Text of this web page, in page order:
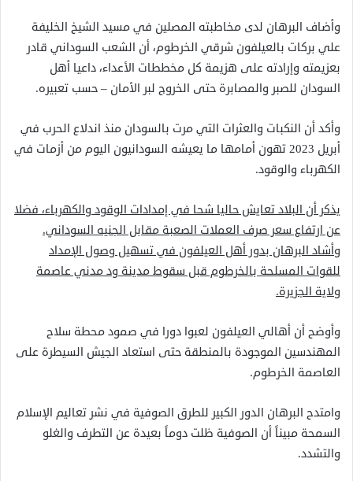
وأضاف البرهان لدى مخاطبته المصلين في مسيد الشيخ الخليفة
علي بركات بالعيلفون شرقي الخرطوم، أن الشعب السوداني قادر
بعزيمته وإرادته على هزيمة كل مخططات الأعداء، داعيا أهل
السودان للصبر والمصابرة حتى الخروج لبر الأمان – حسب تعبيره.
وأكد أن النكبات والعثرات التي مرت بالسودان منذ اندلاع الحرب في
أبريل 2023 تهون أمامها ما يعيشه السودانيون اليوم من أزمات في
الكهرباء والوقود.
يذكر أن البلاد تعايش حاليا شحا في إمدادات الوقود والكهرباء، فضلا
عن ارتفاع سعر صرف العملات الصعبة مقابل الجنيه السوداني.
وأشاد البرهان بدور أهل العيلفون في تسهيل وصول الإمداد
للقوات المسلحة بالخرطوم قبل سقوط مدينة ود مدني عاصمة
ولاية الجزيرة.
وأوضح أن أهالي العيلفون لعبوا دورا في صمود محطة سلاح
المهندسين الموجودة بالمنطقة حتى استعاد الجيش السيطرة على
العاصمة الخرطوم.
وامتدح البرهان الدور الكبير للطرق الصوفية في نشر تعاليم الإسلام
السمحة مبيناً أن الصوفية ظلت دوماً بعيدة عن التطرف والغلو
والتشدد.